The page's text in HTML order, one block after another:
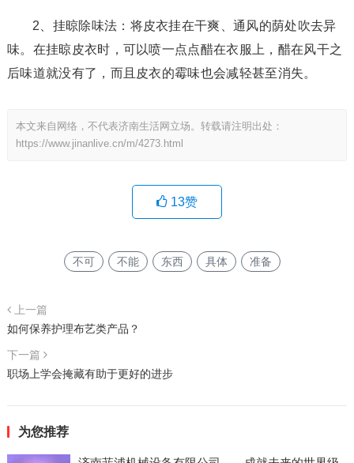
2、挂晾除味法：将皮衣挂在干爽、通风的荫处吹去异
味。在挂晾皮衣时，可以喷一点点醋在衣服上，醋在风干之
后味道就没有了，而且皮衣的霉味也会减轻甚至消失。
本文来自网络，不代表济南生活网立场。转载请注明出处：
https://www.jinanlive.cn/m/4273.html
13赞
不可 不能 东西 具体 准备
上一篇
如何保养护理布艺类产品？
下一篇
职场上学会掩藏有助于更好的进步
为您推荐